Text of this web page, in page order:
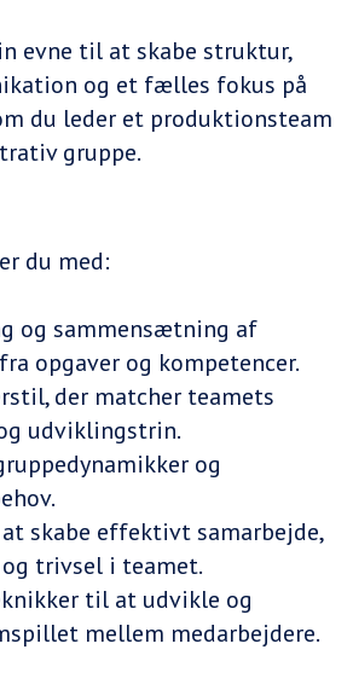
evne til at skabe struktur,
og et fælles fokus på
du leder et produktionsteam
gruppe.
du med:
og sammensætning af
opgaver og kompetencer.
der matcher teamets
udviklingstrin.
og
skabe effektivt samarbejde,
trivsel i teamet.
til at udvikle og
mellem medarbejdere.